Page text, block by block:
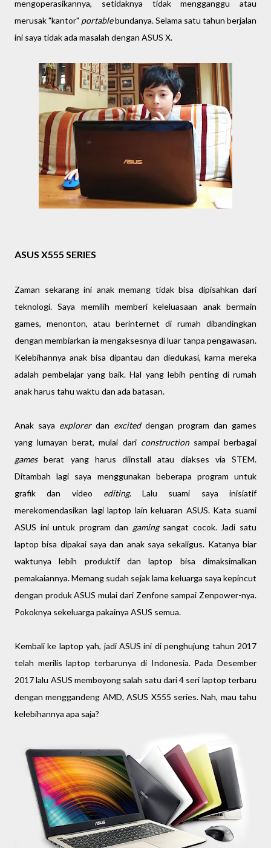
mengoperasikannya, setidaknya tidak mengganggu atau
merusak "kantor" portablebundanya. Selama satu tahun berjalan
ini saya tidak ada masalah dengan ASUS X.
ASUS X555 SERIES
Zaman sekarang ini anak memang tidak bisa dipisahkan dari
teknologi. Saya memilih memberi keleluasaan anak bermain
games, menonton, atau berinternet di rumah dibandingkan
dengan membiarkan ia mengaksesnya di luar tanpa pengawasan.
Kelebihannya anak bisa dipantau dan diedukasi, karna mereka
adalah pembelajar yang baik. Hal yang lebih penting di rumah
anak harus tahu waktu dan ada batasan.
Anak saya explorer dan excited dengan program dan games
yang lumayan berat, mulai dari constructionsampai berbagai
gamesberat yang harus diinstall atau diakses via STEM.
Ditambah lagi saya menggunakan beberapa program untuk
grafik dan video editing. Lalu suami saya inisiatif
merekomendasikan lagi laptop lain keluaran ASUS. Kata suami
ASUS ini untuk program dan gaming sangat cocok. Jadi satu
laptop bisa dipakai saya dan anak saya sekaligus. Katanya biar
waktunya lebih produktif dan laptop bisa dimaksimalkan
pemakaiannya. Memang sudah sejak lama keluarga saya kepincut
dengan produk ASUS mulai dari Zenfone sampai Zenpower-nya.
Pokoknya sekeluarga pakainya ASUS semua.
Kembali ke laptop yah, jadi ASUS ini di penghujung tahun 2017
telah merilis laptop terbarunya di Indonesia. Pada Desember
2017 lalu ASUS memboyong salah satu dari 4 seri laptop terbaru
dengan menggandeng AMD, ASUS X555 series. Nah, mau tahu
kelebihannya apa saja?